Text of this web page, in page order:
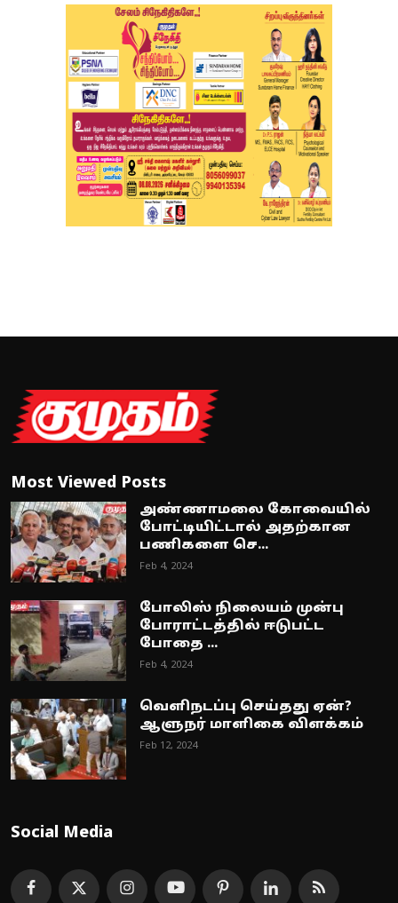
Most Viewed Posts
அண்ணாமலை கோவையில்
போட்டியிட்டால் அதற்கான
பணிகளை செ...
Feb 4, 2024
போலிஸ் நிலையம் முன்பு
போராட்டத்தில் ஈடுபட்ட
போதை ...
Feb 4, 2024
வெளிநடப்பு செய்தது ஏன்?
ஆளுநர் மாளிகை விளக்கம்
Feb 12, 2024
Social Media